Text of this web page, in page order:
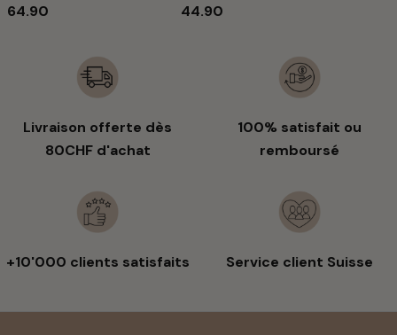
64.90
44.90
Livraison offerte dès
80CHF d'achat
100% satisfait ou
remboursé
+10'000 clients satisfaits Service client Suisse